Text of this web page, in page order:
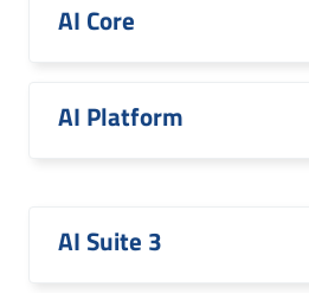
AI Core
AI Platform
AI Suite 3